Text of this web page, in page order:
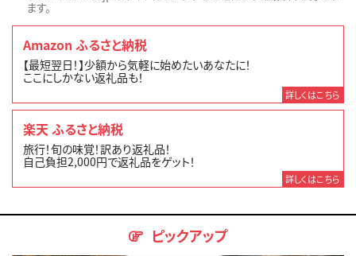
ます。
Amazon ふるさと納税
【最短翌日！】少額から気軽に始めたいあなたに！
ここにしかない返礼品も！
詳しくはこちら
楽天 ふるさと納税
旅行！旬の味覚！訳あり返礼品！
自己負担2,000円で返礼品をゲット！
詳しくはこちら
ピックアップ